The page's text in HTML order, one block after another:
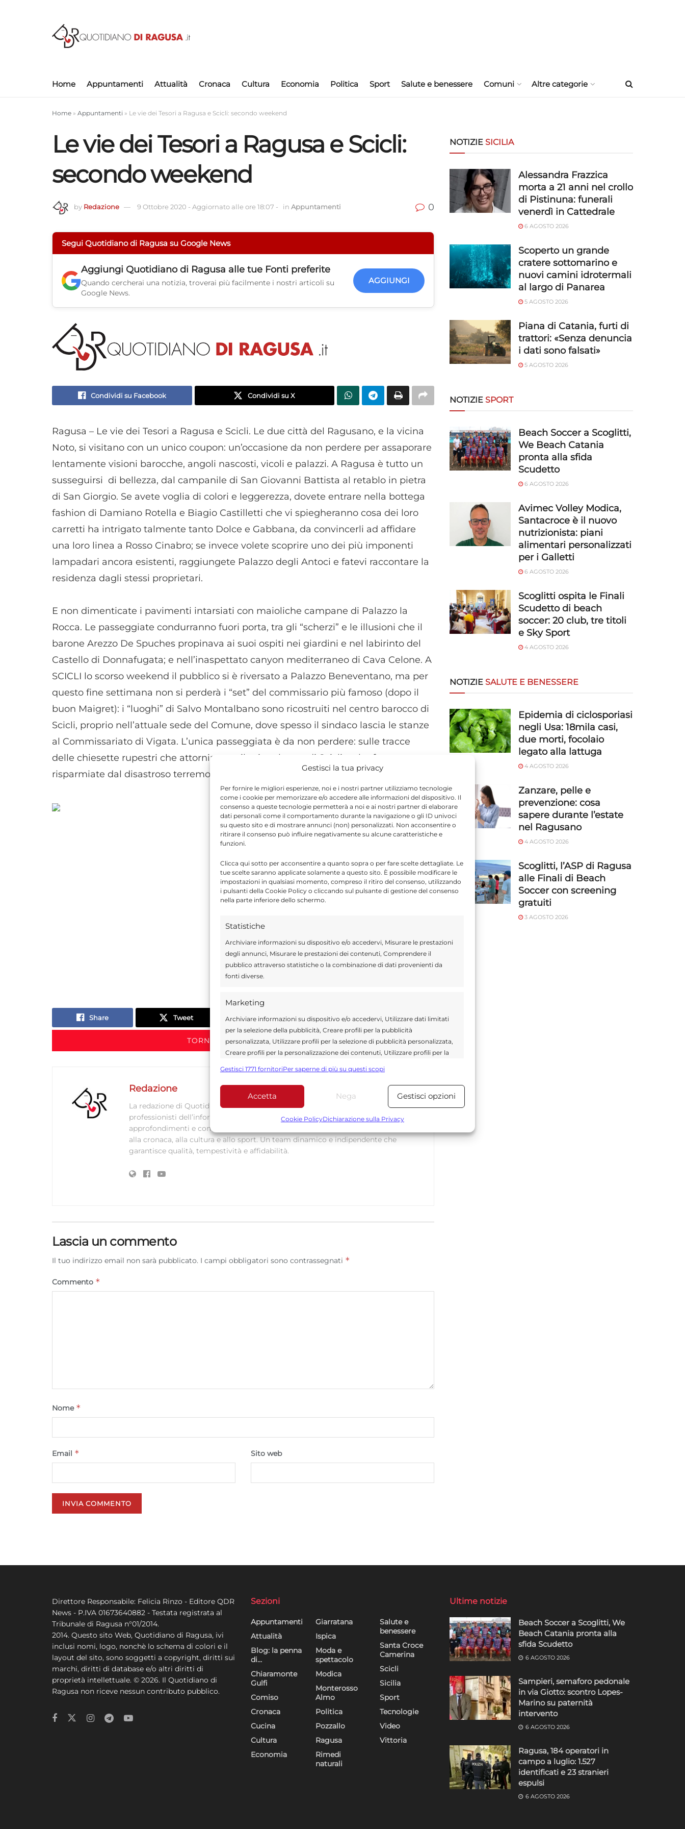
Gestisci la tua privacy
Per fornire le migliori esperienze, noi e i nostri partner utilizziamo tecnologie
come i cookie per memorizzare e/o accedere alle informazioni del dispositivo. Il
consenso a queste tecnologie permetterà a noi e ai nostri partner di elaborare
dati personali come il comportamento durante la navigazione o gli ID univoci
su questo sito e di mostrare annunci (non) personalizzati. Non acconsentire o
ritirare il consenso può influire negativamente su alcune caratteristiche e
funzioni.
Clicca qui sotto per acconsentire a quanto sopra o per fare scelte dettagliate. Le
tue scelte saranno applicate solamente a questo sito. È possibile modificare le
impostazioni in qualsiasi momento, compreso il ritiro del consenso, utilizzando
i pulsanti della Cookie Policy o cliccando sul pulsante di gestione del consenso
nella parte inferiore dello schermo.
Statistiche
Archiviare informazioni su dispositivo e/o accedervi, Misurare le prestazioni
degli annunci, Misurare le prestazioni dei contenuti, Comprendere il
pubblico attraverso statistiche o la combinazione di dati provenienti da
fonti diverse.
Marketing
Archiviare informazioni su dispositivo e/o accedervi, Utilizzare dati limitati
per la selezione della pubblicità, Creare profili per la pubblicità
personalizzata, Utilizzare profili per la selezione di pubblicità personalizzata,
Creare profili per la personalizzazione dei contenuti, Utilizzare profili per la
Utilizzare dati limitati per la selezione dei contenuti.
Funzionalità Sempre attivo
Abbinare e combinare dati provenienti da altre fonti di dati,
alle informazioni trasmesse automaticamente.
Gestisci 1771 fornitoriPer saperne di più su questi scopi
Accetta Nega Gestisci opzioni
Cookie PolicyDichiarazione sulla Privacy
Home Appuntamenti Attualità Cronaca Cultura Economia Politica Sport Salute e benessere Comuni Altre categorie
Home » Appuntamenti » Le vie dei Tesori a Ragusa e Scicli: secondo weekend
Le vie dei Tesori a Ragusa e Scicli:
secondo weekend
by Redazione 9 Ottobre 2020 - Aggiornato alle ore 18:07 - in Appuntamenti 0
Segui Quotidiano di Ragusa su Google News
Aggiungi Quotidiano di Ragusa alle tue Fonti preferite
Quando cercherai una notizia, troverai più facilmente i nostri articoli su
Google News.
AGGIUNGI
Condividi su Facebook Condividi su X
Ragusa – Le vie dei Tesori a Ragusa e Scicli. Le due città del Ragusano, e la vicina
Noto, si visitano con un unico coupon: un’occasione da non perdere per assaporare
lentamente visioni barocche, angoli nascosti, vicoli e palazzi. A Ragusa è tutto un
susseguirsi di bellezza, dal campanile di San Giovanni Battista al retablo in pietra
di San Giorgio. Se avete voglia di colori e leggerezza, dovete entrare nella bottega
fashion di Damiano Rotella e Biagio Castilletti che vi spiegheranno cosa dei loro
carretti ha intrigato talmente tanto Dolce e Gabbana, da convincerli ad affidare
una loro linea a Rosso Cinabro; se invece volete scoprire uno dei più imponenti
lampadari ancora esistenti, raggiungete Palazzo degli Antoci e fatevi raccontare la
residenza dagli stessi proprietari.
E non dimenticate i pavimenti intarsiati con maioliche campane di Palazzo la
Rocca. Le passeggiate condurranno fuori porta, tra gli “scherzi” e le illusioni che il
barone Arezzo De Spuches propinava ai suoi ospiti nei giardini e nel labirinto del
Castello di Donnafugata; e nell’inaspettato canyon mediterraneo di Cava Celone. A
SCICLI lo scorso weekend il pubblico si è riversato a Palazzo Beneventano, ma per
questo fine settimana non si perderà i “set” del commissario più famoso (dopo il
buon Maigret): i “luoghi” di Salvo Montalbano sono ricostruiti nel centro barocco di
Scicli, proprio nell’attuale sede del Comune, dove spesso il sindaco lascia le stanze
al Commissariato di Vigata. L’unica passeggiata è da non perdere: sulle tracce
delle chiesette rupestri che attorniavano il primo borgo di Scicli e che furono
risparmiate dal disastroso terremoto del 1693 che rase al suolo il Val di Noto.
Share Tweet Send Share
TORNA IN APPUNTAMENTI
Redazione
La redazione di Quotidianodiragusa.it è composta da giornalisti, collaboratori e
professionisti dell’informazione che ogni giorno lavorano per offrire notizie,
approfondimenti e contenuti accurati dedicati alla Sicilia, all’attualità, alla politica,
alla cronaca, alla cultura e allo sport. Un team dinamico e indipendente che
garantisce qualità, tempestività e affidabilità.
Lascia un commento
Il tuo indirizzo email non sarà pubblicato. I campi obbligatori sono contrassegnati *
Commento *
Nome *
Email * Sito web
NOTIZIE SICILIA
Alessandra Frazzica
morta a 21 anni nel crollo
di Pistinuna: funerali
venerdì in Cattedrale
6 AGOSTO 2026
Scoperto un grande
cratere sottomarino e
nuovi camini idrotermali
al largo di Panarea
5 AGOSTO 2026
Piana di Catania, furti di
trattori: «Senza denuncia
i dati sono falsati»
5 AGOSTO 2026
NOTIZIE SPORT
Beach Soccer a Scoglitti,
We Beach Catania
pronta alla sfida
Scudetto
6 AGOSTO 2026
Avimec Volley Modica,
Santacroce è il nuovo
nutrizionista: piani
alimentari personalizzati
per i Galletti
6 AGOSTO 2026
Scoglitti ospita le Finali
Scudetto di beach
soccer: 20 club, tre titoli
e Sky Sport
4 AGOSTO 2026
NOTIZIE SALUTE E BENESSERE
Epidemia di ciclosporiasi
negli Usa: 18mila casi,
due morti, focolaio
legato alla lattuga
4 AGOSTO 2026
Zanzare, pelle e
prevenzione: cosa
sapere durante l’estate
nel Ragusano
4 AGOSTO 2026
Scoglitti, l’ASP di Ragusa
alle Finali di Beach
Soccer con screening
gratuiti
3 AGOSTO 2026
Direttore Responsabile: Felicia Rinzo - Editore QDR
News - P.IVA 01673640882 - Testata registrata al
Tribunale di Ragusa n°01/2014.
2014. Questo sito Web, Quotidiano di Ragusa, ivi
inclusi nomi, logo, nonchè lo schema di colori e il
layout del sito, sono soggetti a copyright, diritti sui
marchi, diritti di database e/o altri diritti di
proprietà intellettuale. © 2026. Il Quotidiano di
Ragusa non riceve nessun contributo pubblico.
Sezioni
Appuntamenti
Attualità
Blog: la penna
di…
Chiaramonte
Gulfi
Comiso
Cronaca
Cucina
Cultura
Economia
Giarratana
Ispica
Moda e
spettacolo
Modica
Monterosso
Almo
Politica
Pozzallo
Ragusa
Rimedi
naturali
Salute e
benessere
Santa Croce
Camerina
Scicli
Sicilia
Sport
Tecnologie
Video
Vittoria
Ultime notizie
Beach Soccer a Scoglitti, We
Beach Catania pronta alla
sfida Scudetto
6 AGOSTO 2026
Sampieri, semaforo pedonale
in via Giotto: scontro Lopes-
Marino su paternità
intervento
6 AGOSTO 2026
Ragusa, 184 operatori in
campo a luglio: 1.527
identificati e 23 stranieri
espulsi
6 AGOSTO 2026